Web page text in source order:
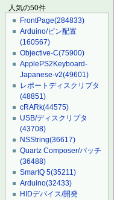
人気の50件
FrontPage(284833)
Arduino/ピン配置
(160567)
Objective-C(75900)
ApplePS2Keyboard-
Japanese-v2(49601)
レポートディスクリプタ
(48851)
cRARk(44575)
USB/ディスクリプタ
(43708)
NSString(36617)
Quartz Composer/パッチ
(36488)
SmartQ 5(35211)
Arduino(32433)
HIDデバイス/開発